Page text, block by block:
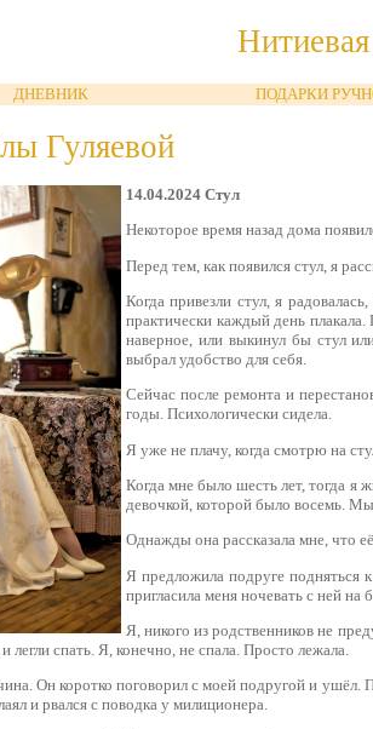
ДНЕВНИК ПОДАРКИ
Гуляевой
14.04.2024 Стул
Некоторое время назад дома
Перед тем, как появился стул, я
Когда привезли стул, я
практически каждый день
наверное, или выкинул бы стул
выбрал удобство для себя.
Сейчас после ремонта и
годы. Психологически сидела.
Я уже не плачу, когда смотрю на
Когда мне было шесть лет, тогда я
девочкой, которой было восемь. Мы
Однажды она рассказала мне, что
Я предложила подруге подняться
пригласила меня ночевать с ней на
Я, никого из родственников не
легли спать. Я, конечно, не спала. Просто лежала.
Он коротко поговорил с моей подругой и
и рвался с поводка у милиционера.